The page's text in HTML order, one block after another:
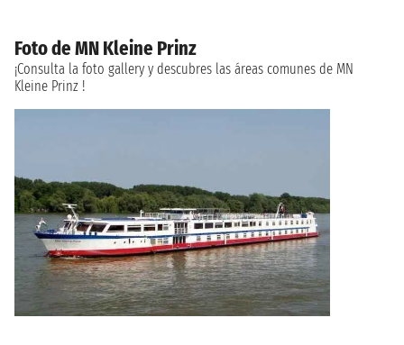
Foto de MN Kleine Prinz
¡Consulta la foto gallery y descubres las áreas comunes de MN
Kleine Prinz !